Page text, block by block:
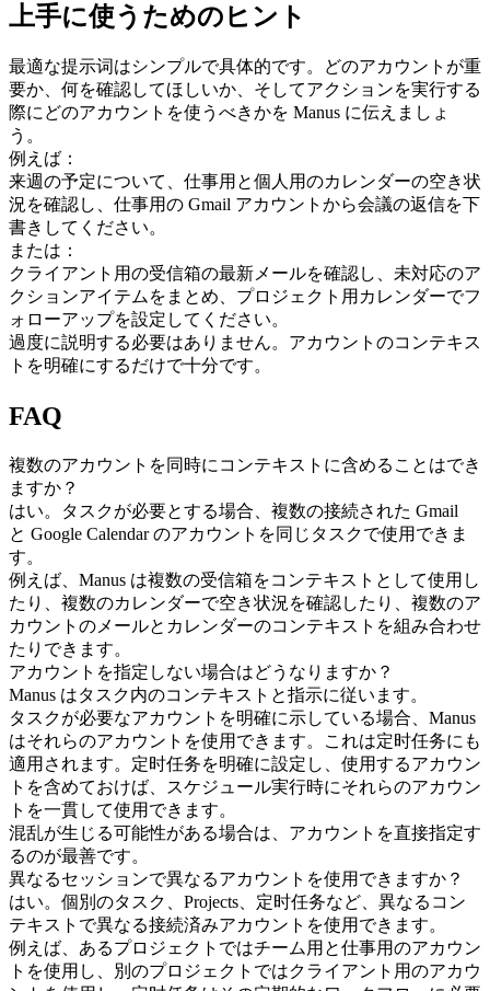
上手に使うためのヒント
最適な提示词はシンプルで具体的です。どのアカウントが重
要か、何を確認してほしいか、そしてアクションを実行する
際にどのアカウントを使うべきかを Manus に伝えましょ
う。
例えば：
来週の予定について、仕事用と個人用のカレンダーの空き状
況を確認し、仕事用の Gmail アカウントから会議の返信を下
書きしてください。
または：
クライアント用の受信箱の最新メールを確認し、未対応のア
クションアイテムをまとめ、プロジェクト用カレンダーでフ
ォローアップを設定してください。
過度に説明する必要はありません。アカウントのコンテキス
トを明確にするだけで十分です。
FAQ
複数のアカウントを同時にコンテキストに含めることはでき
ますか？
はい。タスクが必要とする場合、複数の接続された Gmail
と Google Calendar のアカウントを同じタスクで使用できま
す。
例えば、Manus は複数の受信箱をコンテキストとして使用し
たり、複数のカレンダーで空き状況を確認したり、複数のア
カウントのメールとカレンダーのコンテキストを組み合わせ
たりできます。
アカウントを指定しない場合はどうなりますか？
Manus はタスク内のコンテキストと指示に従います。
タスクが必要なアカウントを明確に示している場合、Manus
はそれらのアカウントを使用できます。これは定时任务にも
適用されます。定时任务を明確に設定し、使用するアカウン
トを含めておけば、スケジュール実行時にそれらのアカウン
トを一貫して使用できます。
混乱が生じる可能性がある場合は、アカウントを直接指定す
るのが最善です。
異なるセッションで異なるアカウントを使用できますか？
はい。個別のタスク、Projects、定时任务など、異なるコン
テキストで異なる接続済みアカウントを使用できます。
例えば、あるプロジェクトではチーム用と仕事用のアカウン
トを使用し、別のプロジェクトではクライアント用のアカウ